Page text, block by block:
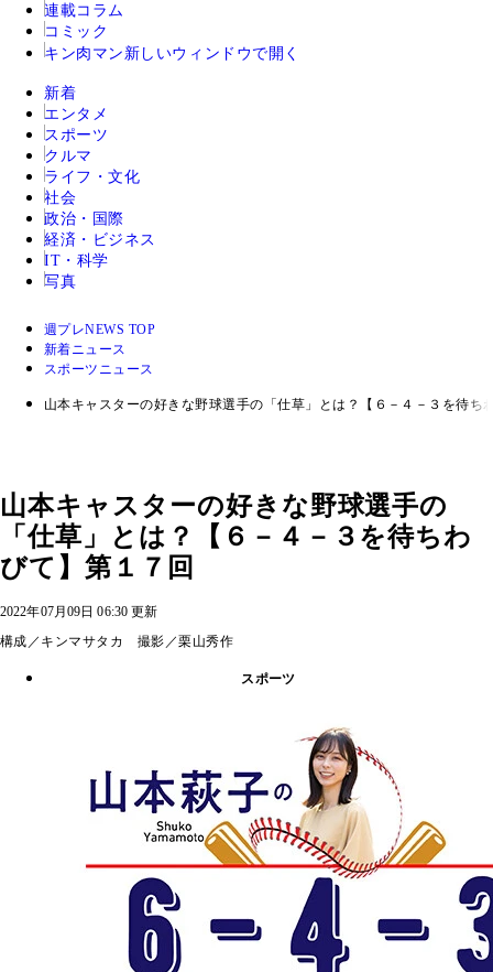
連載コラム
コミック
キン肉マン 新しいウィンドウで開く
新着
エンタメ
スポーツ
クルマ
ライフ・文化
社会
政治・国際
経済・ビジネス
IT・科学
写真
週プレNEWS TOP
新着ニュース
スポーツニュース
山本キャスターの好きな野球選手の「仕草」とは？【６－４－３を待ち
山本キャスターの好きな野球選手の
「仕草」とは？【６－４－３を待ちわ
びて】第１７回
2022年07月09日 06:30 更新
構成／キンマサタカ 撮影／栗山秀作
スポーツ